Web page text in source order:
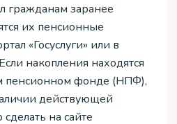
гражданам заранее
их пенсионные
«Госуслуги» или в
накопления находятся
пенсионном фонде (НПФ),
действующей
на сайте